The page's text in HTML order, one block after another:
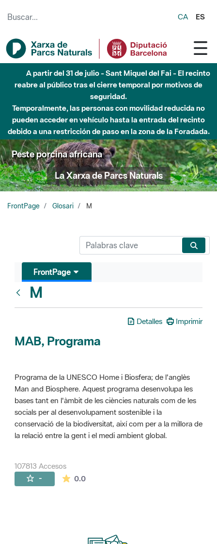
CA ES
A partir del 31 de julio - Sant Miquel del Fai - El recinto
reabre al público tras el cierre temporal por motivos de
seguridad.
Temporalmente, las personas con movilidad reducida no
pueden acceder en vehículo hasta la entrada del recinto
debido a una restricción de paso en la zona de la Foradada.
Peste porcina africana
La Xarxa de Parcs Naturals
FrontPage Glosari M
FrontPage
M
Detalles Imprimir
MAB, Programa
Programa de la UNESCO Home i Biosfera; de l'anglès
Man and Biosphere. Aquest programa desenvolupa les
bases tant en l'àmbit de les ciències naturals com de les
socials per al desenvolupament sostenible i la
conservació de la biodiversitat, així com per a la millora de
la relació entre la gent i el medi ambient global.
107813 Accesos
- 0.0La valoración media es de 0 estrellas de